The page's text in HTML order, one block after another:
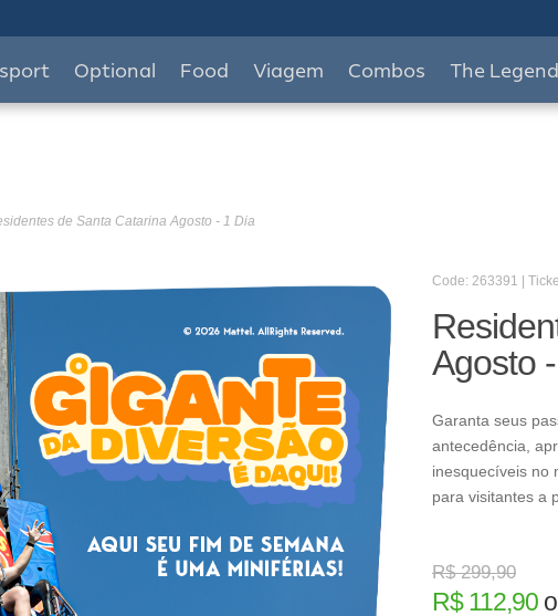
Optional Food Viagem Combos The Legend
de Santa Catarina Agosto - 1 Dia
Code: 263391 |
Agosto
Garanta seus
antecedência,
inesquecíveis no
para visitantes a
R$ 299,90
R$ 112,90